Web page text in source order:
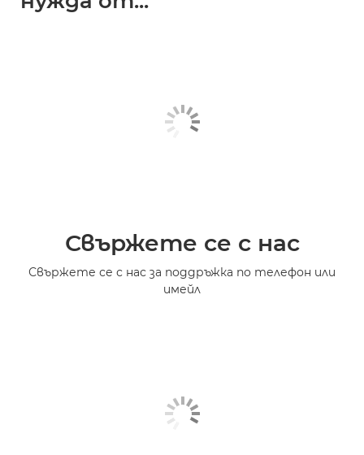
Свържете се с нас
Свържете се с нас за поддръжка по телефон или
имейл